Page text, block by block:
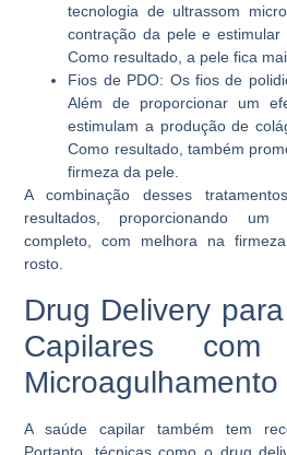
tecnologia de ultrassom
contração da pele e
Como resultado, a pele fica
Fios de PDO: Os fios de
Além de proporcionar um
estimulam a produção de
Como resultado, também
firmeza da pele.
A combinação desses
resultados, proporcionando um
completo, com melhora na
rosto.
Drug Delivery
Capilares
Microagulhamento
A saúde capilar também tem
Portanto, técnicas como o drug